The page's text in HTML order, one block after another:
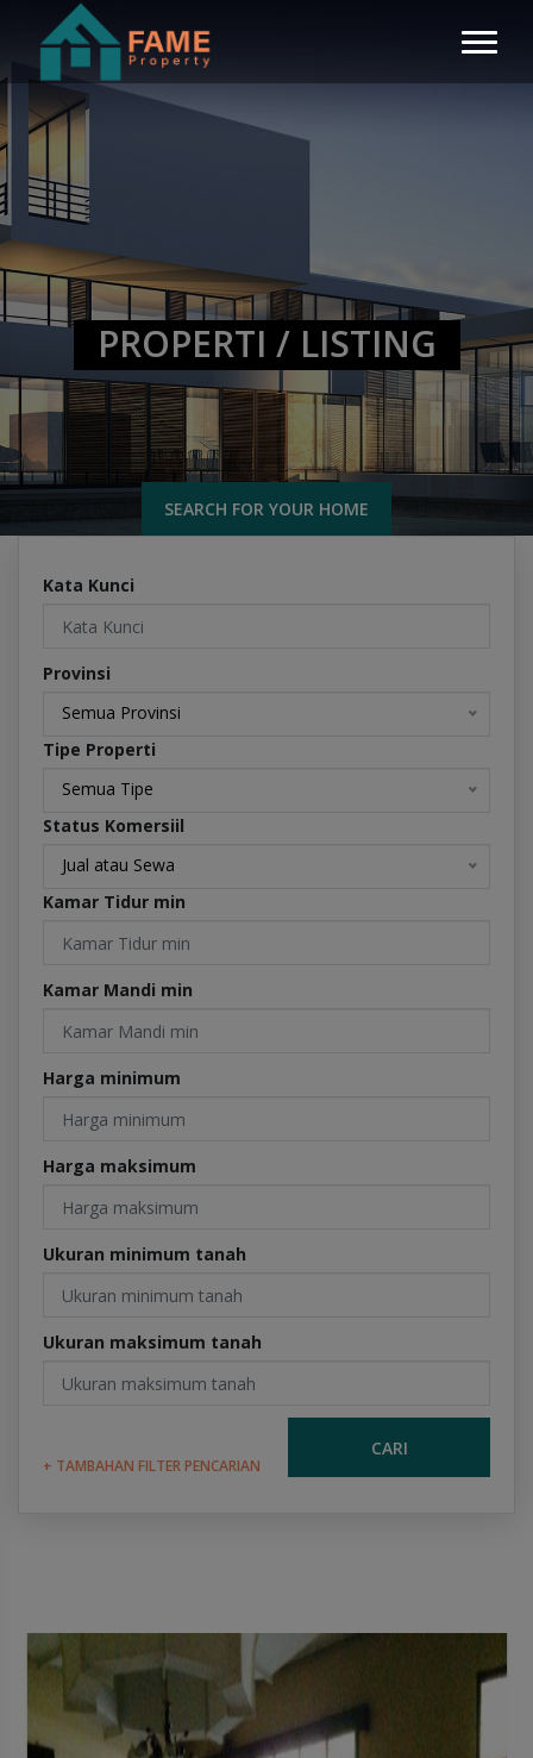
PROPERTI / LISTING
SEARCH FOR YOUR HOME
Kata Kunci
Provinsi
Semua Provinsi
Tipe Properti
Semua Tipe
Status Komersiil
Jual atau Sewa
Kamar Tidur min
Kamar Mandi min
Harga minimum
Harga maksimum
Ukuran minimum tanah
Ukuran maksimum tanah
+ TAMBAHAN FILTER PENCARIAN
CARI